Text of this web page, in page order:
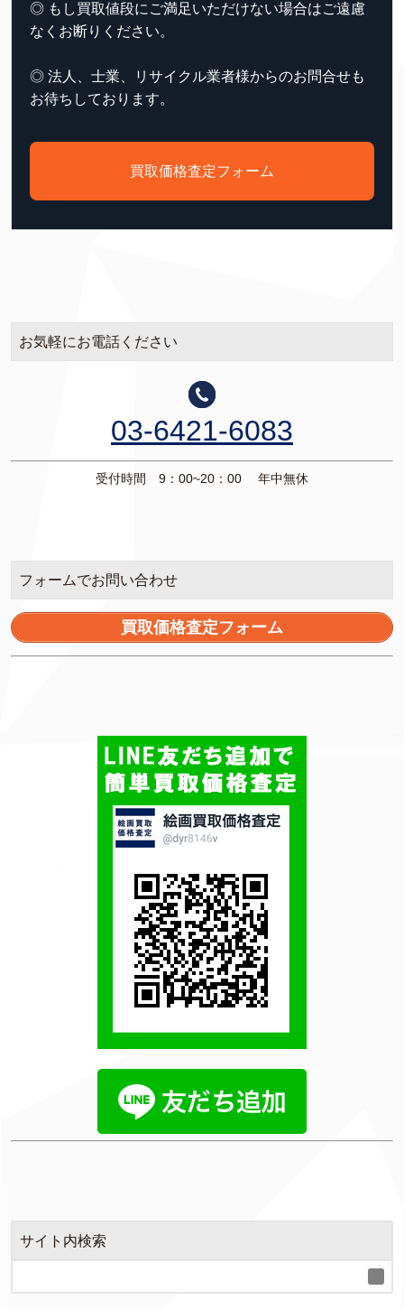
◎ もし買取値段にご満足いただけない場合はご遠慮
なくお断りください。
◎ 法人、士業、リサイクル業者様からのお問合せも
お待ちしております。
買取価格査定フォーム
お気軽にお電話ください
03-6421-6083
受付時間 9：00~20：00 年中無休
フォームでお問い合わせ
買取価格査定フォーム
サイト内検索